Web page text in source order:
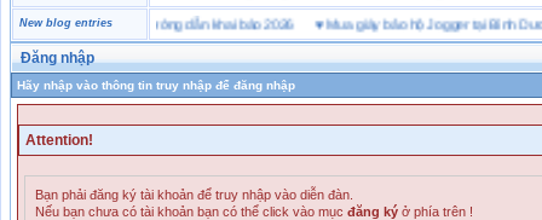
New blog entries
khai hải quan là gì? Hướng dẫn khai báo 2026♥ Mua giày bảo hộ Jogger tại Bình
Đăng nhập
Hãy nhập vào thông tin truy nhập để đăng nhập
Attention!
Bạn phải đăng ký tài khoản để truy nhập vào diễn đàn.
Nếu bạn chưa có tài khoản bạn có thể click vào mục đăng ký ở phía trên !